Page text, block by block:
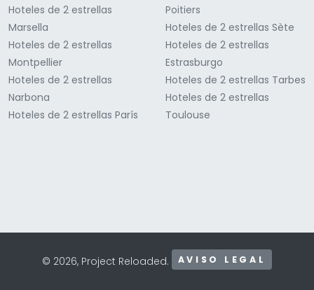
Hoteles de 2 estrellas
Marsella
Hoteles de 2 estrellas
Montpellier
Hoteles de 2 estrellas
Narbona
Hoteles de 2 estrellas París
Poitiers
Hoteles de 2 estrellas Sète
Hoteles de 2 estrellas
Estrasburgo
Hoteles de 2 estrellas Tarbes
Hoteles de 2 estrellas
Toulouse
© 2026, Project Reloaded. AVISO LEGAL